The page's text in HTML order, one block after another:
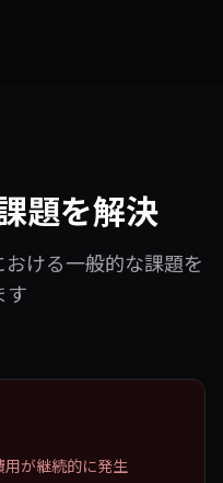
題を解決
ける一般的な課題を
す
が継続的に発生